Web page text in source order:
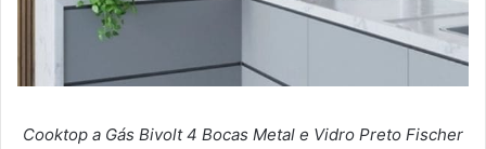
Cooktop a Gás Bivolt 4 Bocas Metal e Vidro Preto Fischer